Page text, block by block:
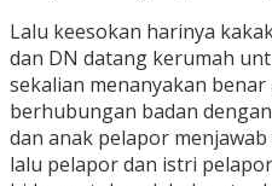
Lalu keesokan harinya
dan DN datang kerumah
sekalian menanyakan
berhubungan badan
dan anak pelapor
lalu pelapor dan istri